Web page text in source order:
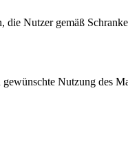
Nutzer gemäß
Nutzung des